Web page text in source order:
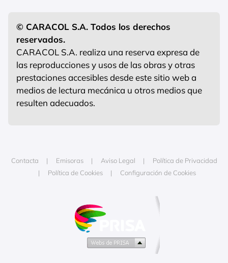
© CARACOL S.A. Todos los derechos
reservados.
CARACOL S.A. realiza una reserva expresa de
las reproducciones y usos de las obras y otras
prestaciones accesibles desde este sitio web a
medios de lectura mecánica u otros medios que
resulten adecuados.
Contacta Emisoras Aviso Legal
Política de Privacidad
Política de Cookies
Configuración de Cookies